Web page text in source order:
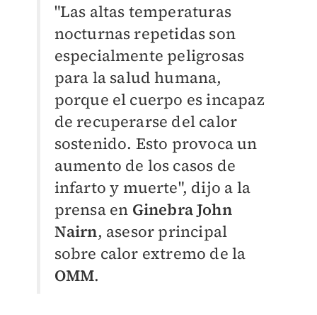
"Las altas temperaturas
nocturnas repetidas son
especialmente peligrosas
para la salud humana,
porque el cuerpo es incapaz
de recuperarse del calor
sostenido. Esto provoca un
aumento de los casos de
infarto y muerte", dijo a la
prensa en Ginebra John
Nairn, asesor principal
sobre calor extremo de la
OMM.